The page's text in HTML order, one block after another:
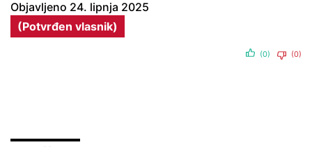
Ocjenjeno
5od 5
(Potvrđen vlasnik)
24. lipnja 2025
(0) (0)